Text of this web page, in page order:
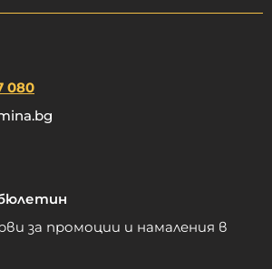
080
за промоции и намаления в